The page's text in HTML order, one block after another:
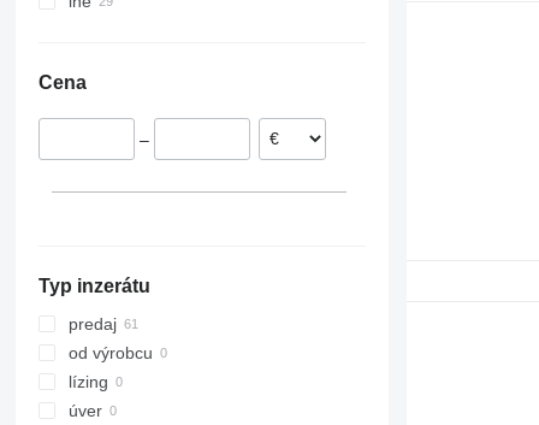
Rumunsko
Cena
–
Typ inzerátu
predaj
od výrobcu
lízing
úver